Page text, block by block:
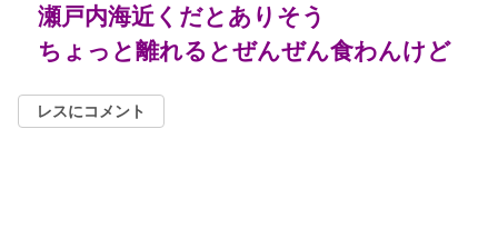
瀬戸内海近くだとありそう
ちょっと離れるとぜんぜん食わんけど
レスにコメント